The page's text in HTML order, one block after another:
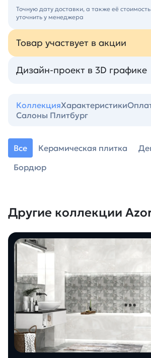
Точную дату доставки, а также её
уточнить у менеджера
Товар участвует в акции
Дизайн-проект в 3D графике
КоллекцияХарактеристики
Салоны Плитбург
Все Керамическая плитка
Бордюр
Другие коллекции